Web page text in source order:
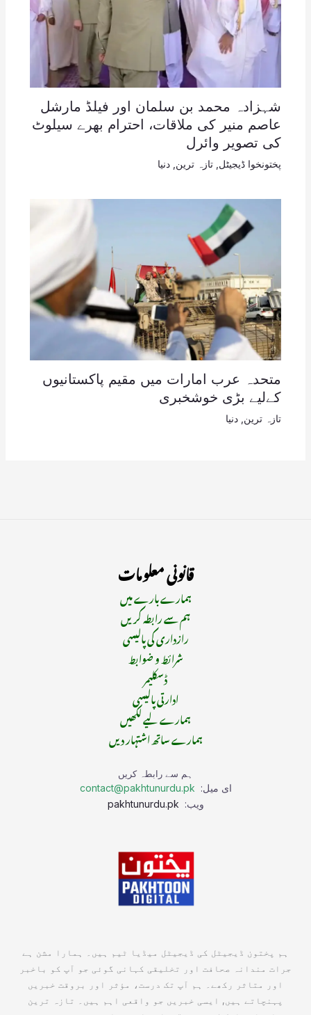
شہزادہ محمد بن سلمان اور فیلڈ مارشل
عاصم منیر کی ملاقات، احترام بھرے سیلوٹ
کی تصویر وائرل
پختونخوا ڈیجیٹل تازہ ترین دنیا
متحدہ عرب امارات میں مقیم پاکستانیوں
کےلیے بڑی خوشخبری
تازہ ترین دنیا
قانونی معلومات
ہمارے بارے میں
ہم سے رابطہ کریں
رازداری کی پالیسی
شرائط و ضوابط
ڈسکلیمر
ادارتی پالیسی
ہمارے لیے لکھیں
ہمارے ساتھ اشتہار دیں
ہم سے رابطہ کریں
ای میل: contact@pakhtunurdu.pk
ویب:
ہم پختون ڈیجیٹل کی ڈیجیٹل میڈیا ٹیم ہیں۔ ہمارا مشن ہے
جرات مندانہ صحافت اور تخلیقی کہانی گوئی جو آپ کو باخبر
اور متاثر رکھے۔ ہم آپ تک درست، مؤثر اور بروقت خبریں
پہنچاتے ہیں, ایسی خبریں جو واقعی اہم ہیں۔ تازہ ترین